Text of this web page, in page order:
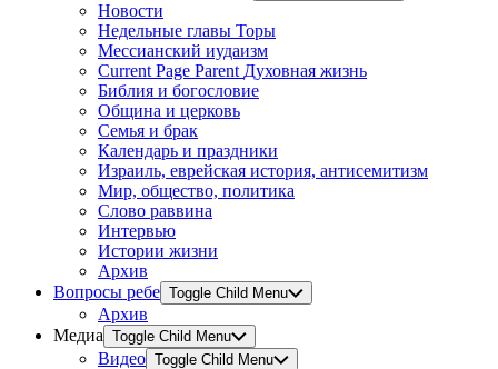
Новости
Недельные главы Торы
Мессианский иудаизм
Current Page Parent Духовная жизнь
Библия и богословие
Община и церковь
Семья и брак
Календарь и праздники
Израиль, еврейская история, антисемитизм
Мир, общество, политика
Слово раввина
Интервью
Истории жизни
Архив
Вопросы ребе Toggle Child Menu
Архив
Медиа Toggle Child Menu
Видео Toggle Child Menu